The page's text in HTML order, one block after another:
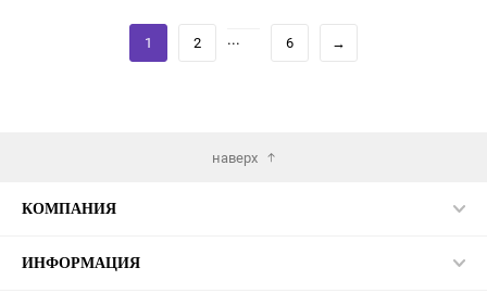
1 2 ... 6 →
наверх
КОМПАНИЯ
ИНФОРМАЦИЯ